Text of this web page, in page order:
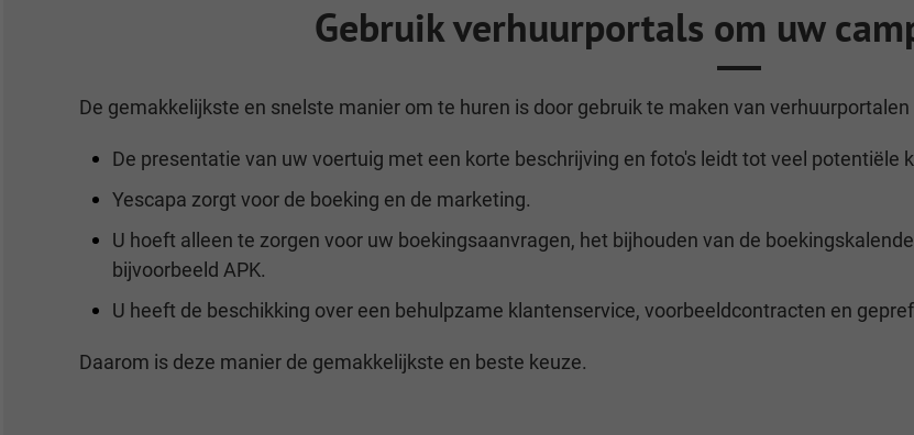
Gebruik verhuurportals om uw
De gemakkelijkste en snelste manier om te huren is door gebruik te maken van
De presentatie van uw voertuig met een korte beschrijving en foto's leidt tot veel potentiële
Yescapa zorgt voor de boeking en de marketing.
U hoeft alleen te zorgen voor uw boekingsaanvragen, het bijhouden van de
bijvoorbeeld APK.
U heeft de beschikking over een behulpzame klantenservice, voorbeeldcontracten en
Daarom is deze manier de gemakkelijkste en beste keuze.